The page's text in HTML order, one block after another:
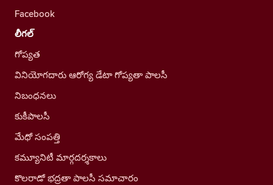
Facebook
లీగల్
గోప్యత
వినియోగదారు ఆరోగ్య డేటా గోప్యతా పాలసీ
నిబంధనలు
కుకీపాలసీ
మేధో సంపత్తి
కమ్యూనిటీ మార్గదర్శకాలు
కొలరాడో భద్రతా పాలసీ సమాచారం